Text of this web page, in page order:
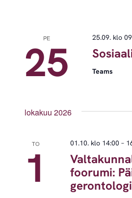
PE
25 25.09. klo
Teams
lokakuu 2026
TO
1
foorumi:
01.10. klo 14:00 –